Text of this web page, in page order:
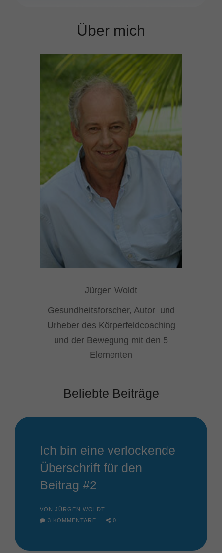
Über mich
Jürgen Woldt
Gesundheitsforscher, Autor und
Urheber des Körperfeldcoaching
und der Bewegung mit den 5
Elementen
Beliebte Beiträge
Ich bin eine verlockende
Überschrift für den
Beitrag #2
VON JÜRGEN WOLDT
3 KOMMENTARE
0